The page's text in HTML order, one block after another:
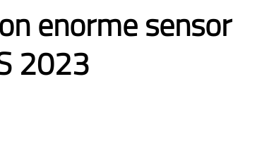
enorme sensor
2023